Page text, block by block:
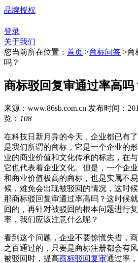
品牌授权
登录
关于我们
您当前所在位置： 首页 >商标问答 >商
吗？
商标驳回复审通过率高吗
来源：www.86sb.com.cn 发布时间：
览： 108
在科技日新月异的今天，企业都已有
是我们所谓的商标，它是一个企业的
业的商业价值和文化传承的标志，在
它也代表着企业文化。但是，一个企
和商业价值极高的商标，也是实属不
候，难免会出现被驳回的情况，这时
那商标驳回复审通过率高吗？这时候
回的，再针对被驳回的根本问题进行
率，我们应该注意什么呢？
看到这个问题，企业不要惊慌失措，
之百通过的，只要是商标注册都会有
被驳回时，提高商标驳回复审通过率